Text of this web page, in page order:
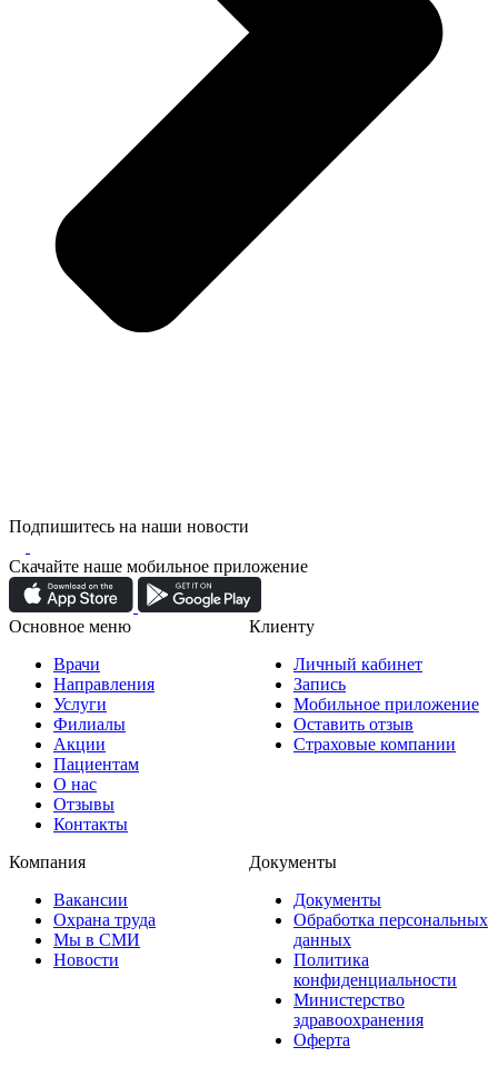
Подпишитесь на наши новости
Скачайте наше мобильное приложение
Основное меню
Врачи
Направления
Услуги
Филиалы
Акции
Пациентам
О нас
Отзывы
Контакты
Клиенту
Личный кабинет
Запись
Мобильное приложение
Оставить отзыв
Страховые компании
Компания
Вакансии
Охрана труда
Мы в СМИ
Новости
Документы
Документы
Обработка персональных
данных
Политика
конфиденциальности
Министерство
здравоохранения
Оферта